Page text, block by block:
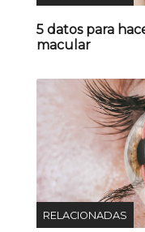
5 datos para
macular
RELACIONADAS